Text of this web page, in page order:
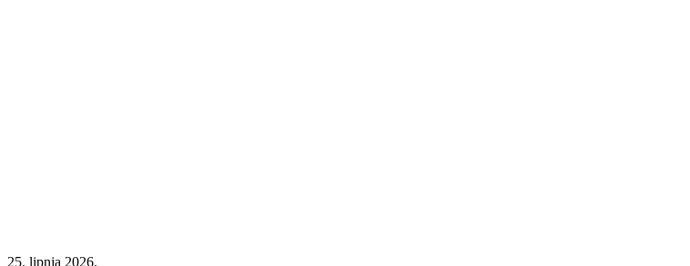
25. lipnja 2026.